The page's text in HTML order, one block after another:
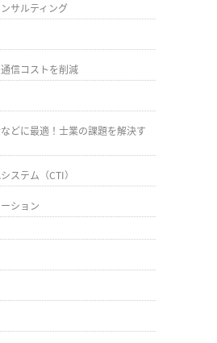
サルティング
信コストを削減
どに最適！士業の課題を解決す
ステム（CTI）
ション